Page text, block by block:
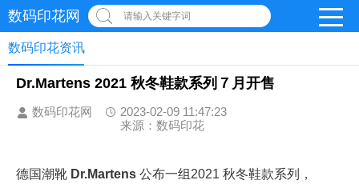
数码印花网 请输入关键字词
数码印花资讯
Dr.Martens 2021 秋冬鞋款系列７月开售
数码印花网
2023-02-09 11:47:23
来源：数码印花
德国潮靴 Dr.Martens 公布一组2021 秋冬鞋款系列，